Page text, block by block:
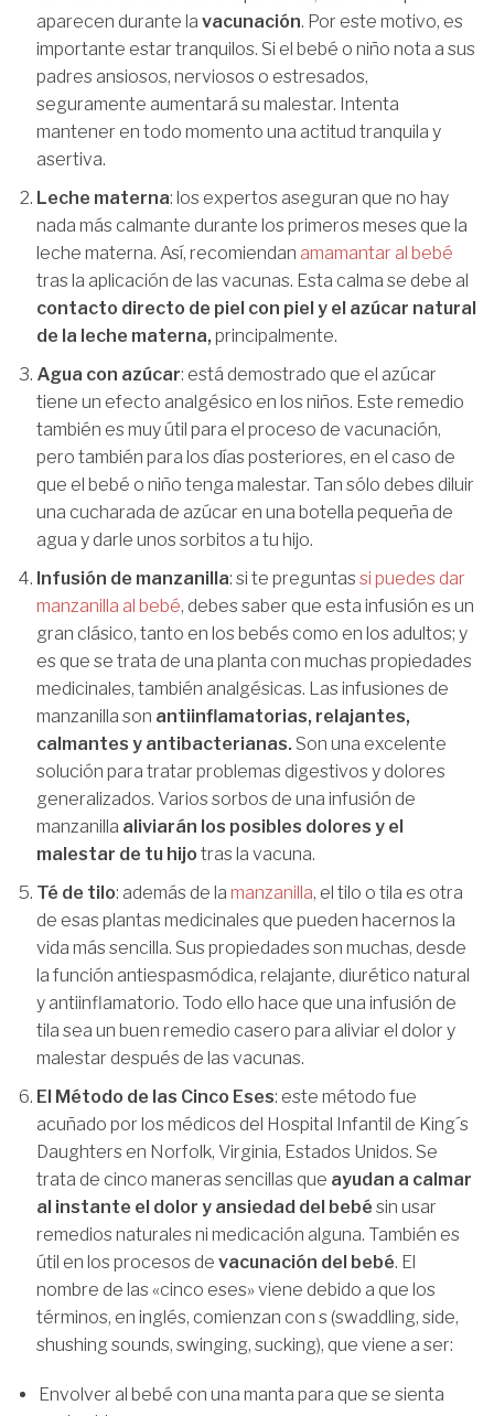
aparecen durante la vacunación. Por este motivo, es
importante estar tranquilos. Si el bebé o niño nota a sus
padres ansiosos, nerviosos o estresados,
seguramente aumentará su malestar. Intenta
mantener en todo momento una actitud tranquila y
asertiva.
Leche materna: los expertos aseguran que no hay
nada más calmante durante los primeros meses que la
leche materna. Así, recomiendan amamantar al bebé
tras la aplicación de las vacunas. Esta calma se debe al
contacto directo de piel con piel y el azúcar natural
de la leche materna, principalmente.
Agua con azúcar: está demostrado que el azúcar
tiene un efecto analgésico en los niños. Este remedio
también es muy útil para el proceso de vacunación,
pero también para los días posteriores, en el caso de
que el bebé o niño tenga malestar. Tan sólo debes diluir
una cucharada de azúcar en una botella pequeña de
agua y darle unos sorbitos a tu hijo.
Infusión de manzanilla: si te preguntas si puedes dar
manzanilla al bebé, debes saber que esta infusión es un
gran clásico, tanto en los bebés como en los adultos; y
es que se trata de una planta con muchas propiedades
medicinales, también analgésicas. Las infusiones de
manzanilla son antiinflamatorias, relajantes,
calmantes y antibacterianas. Son una excelente
solución para tratar problemas digestivos y dolores
generalizados. Varios sorbos de una infusión de
manzanilla aliviarán los posibles dolores y el
malestar de tu hijo tras la vacuna.
Té de tilo: además de la manzanilla, el tilo o tila es otra
de esas plantas medicinales que pueden hacernos la
vida más sencilla. Sus propiedades son muchas, desde
la función antiespasmódica, relajante, diurético natural
y antiinflamatorio. Todo ello hace que una infusión de
tila sea un buen remedio casero para aliviar el dolor y
malestar después de las vacunas.
El Método de las Cinco Eses: este método fue
acuñado por los médicos del Hospital Infantil de King´s
Daughters en Norfolk, Virginia, Estados Unidos. Se
trata de cinco maneras sencillas que ayudan a calmar
al instante el dolor y ansiedad del bebé sin usar
remedios naturales ni medicación alguna. También es
útil en los procesos de vacunación del bebé. El
nombre de las «cinco eses» viene debido a que los
términos, en inglés, comienzan con s (swaddling, side,
shushing sounds, swinging, sucking), que viene a ser:
Envolver al bebé con una manta para que se sienta